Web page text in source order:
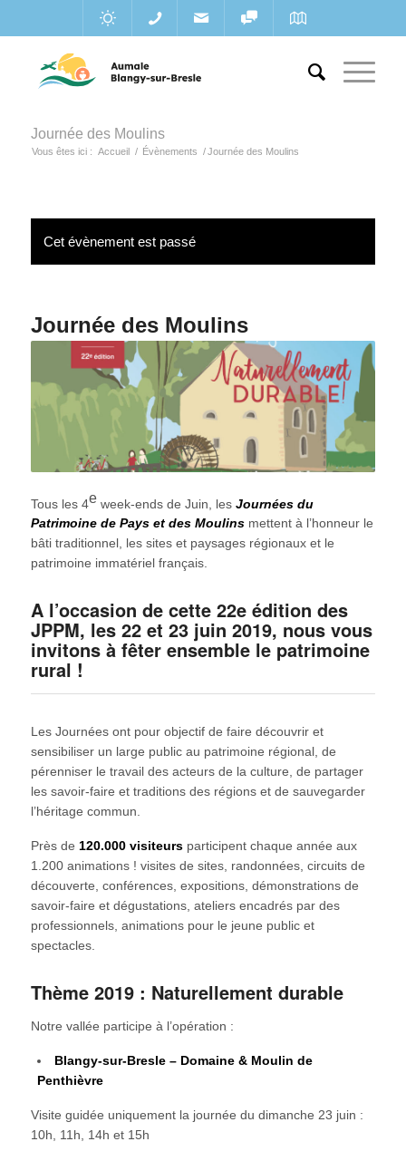
Journée des Moulins
Vous êtes ici : Accueil / Évènements / Journée des Moulins
Cet évènement est passé
Journée des Moulins
Tous les 4eweek-ends de Juin, les Journées du
Patrimoine de Pays et des Moulins mettent à l’honneur le
bâti traditionnel, les sites et paysages régionaux et le
patrimoine immatériel français.
A l’occasion de cette 22e édition des
JPPM, les 22 et 23 juin 2019, nous vous
invitons à fêter ensemble le patrimoine
rural !
Les Journées ont pour objectif de faire découvrir et
sensibiliser un large public au patrimoine régional, de
pérenniser le travail des acteurs de la culture, de partager
les savoir-faire et traditions des régions et de sauvegarder
l’héritage commun.
Près de 120.000 visiteursparticipent chaque année aux
1.200 animations ! visites de sites, randonnées, circuits de
découverte, conférences, expositions, démonstrations de
savoir-faire et dégustations, ateliers encadrés par des
professionnels, animations pour le jeune public et
spectacles.
Thème 2019 : Naturellement durable
Notre vallée participe à l’opération :
Blangy-sur-Bresle – Domaine & Moulin de
Penthièvre
Visite guidée uniquement la journée du dimanche 23 juin :
10h, 11h, 14h et 15h